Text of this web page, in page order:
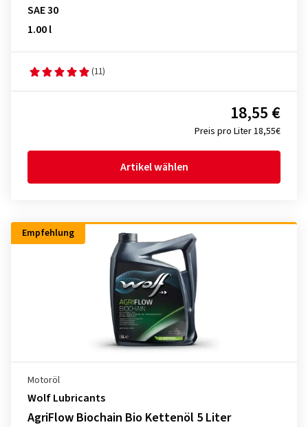
SAE 30
1.00 l
(11)
Preis pro Liter 18,55€
18,55 €
Artikel wählen
Empfehlung
Motoröl
Wolf Lubricants
AgriFlow Biochain Bio Kettenöl 5 Liter